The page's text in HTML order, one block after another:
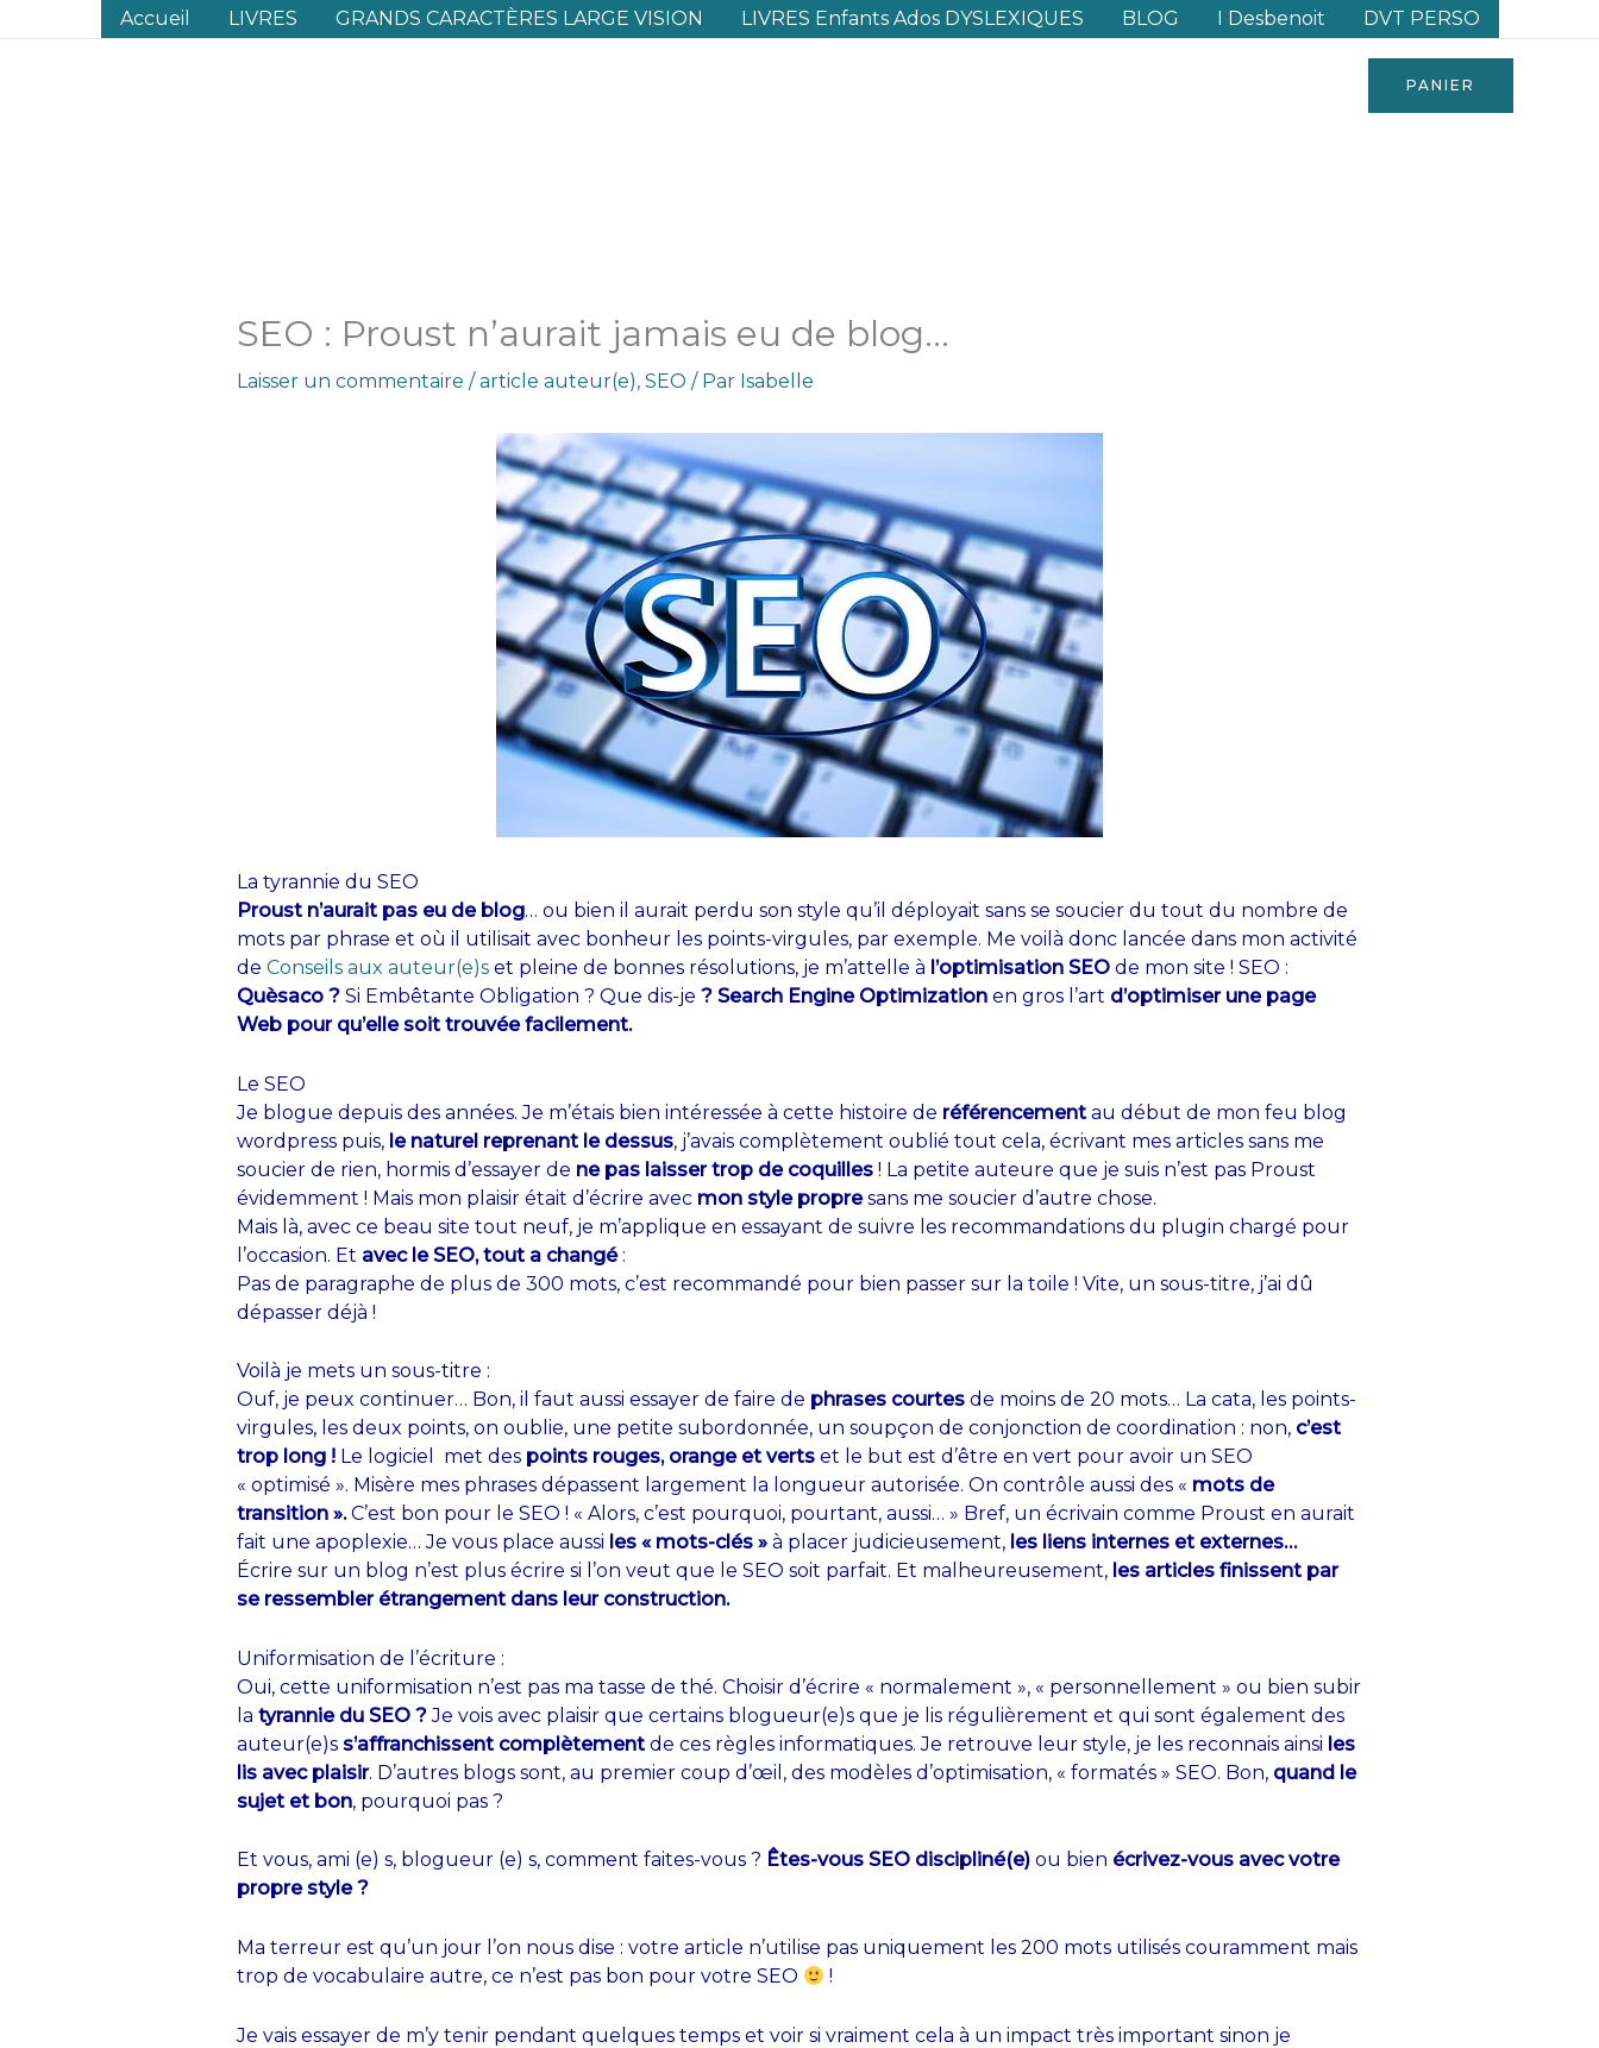
Accueil LIVRES GRANDS CARACTÈRES LARGE VISION LIVRES Enfants Ados DYSLEXIQUES BLOG I Desbenoit DVT PERSO
PANIER
SEO : Proust n’aurait jamais eu de blog…
Laisser un commentaire /article auteur(e), SEO / Par Isabelle
La tyrannie du SEO
Proust n’aurait pas eu de blog… ou bien il aurait perdu son style qu’il déployait sans se soucier du tout du nombre de
mots par phrase et où il utilisait avec bonheur les points-virgules, par exemple. Me voilà donc lancée dans mon activité
de Conseils aux auteur(e)set pleine de bonnes résolutions, je m’attelle à l’optimisation SEOde mon site ! SEO :
Quèsaco ?Si Embêtante Obligation ? Que dis-je ? Search Engine Optimizationen gros l’art d’optimiser une page
Web pour qu’elle soit trouvée facilement.
Le SEO
Je blogue depuis des années. Je m’étais bien intéressée à cette histoire de référencementau début de mon feu blog
wordpress puis, le naturel reprenant le dessus, j’avais complètement oublié tout cela, écrivant mes articles sans me
soucier de rien, hormis d’essayer de ne pas laisser trop de coquilles ! La petite auteure que je suis n’est pas Proust
évidemment ! Mais mon plaisir était d’écrire avec mon style propresans me soucier d’autre chose.
Mais là, avec ce beau site tout neuf, je m’applique en essayant de suivre les recommandations du plugin chargé pour
l’occasion. Et avec le SEO, tout a changé:
Pas de paragraphe de plus de 300 mots, c’est recommandé pour bien passer sur la toile ! Vite, un sous-titre, j’ai dû
dépasser déjà !
Voilà je mets un sous-titre :
Ouf, je peux continuer… Bon, il faut aussi essayer de faire de phrases courtesde moins de 20 mots… La cata, les points-
virgules, les deux points, on oublie, une petite subordonnée, un soupçon de conjonction de coordination : non, c’est
trop long !Le logiciel met des points rouges, orange et vertset le but est d’être en vert pour avoir un SEO
« optimisé ». Misère mes phrases dépassent largement la longueur autorisée. On contrôle aussi des « mots de
transition ».C’est bon pour le SEO ! « Alors, c’est pourquoi, pourtant, aussi… » Bref, un écrivain comme Proust en aurait
fait une apoplexie… Je vous place aussi les « mots-clés »à placer judicieusement,les liens internes et externes…
Écrire sur un blog n’est plus écrire si l’on veut que le SEO soit parfait. Et malheureusement,les articles finissent par
se ressembler étrangement dans leur construction.
Uniformisation de l’écriture :
Oui, cette uniformisation n’est pas ma tasse de thé. Choisir d’écrire « normalement », « personnellement » ou bien subir
la tyrannie du SEO ?Je vois avec plaisir que certains blogueur(e)s que je lis régulièrement et qui sont également des
auteur(e)ss’affranchissent complètementde ces règles informatiques. Je retrouve leur style, je les reconnais ainsi les
lis avec plaisir. D’autres blogs sont, au premier coup d’œil, des modèles d’optimisation, « formatés » SEO. Bon, quand le
sujet et bon, pourquoi pas ?
Et vous, ami (e) s, blogueur (e) s, comment faites-vous ? Êtes-vous SEO discipliné(e)ou bien écrivez-vous avec votre
propre style ?
Ma terreur est qu’un jour l’on nous dise : votre article n’utilise pas uniquement les 200 mots utilisés couramment mais
trop de vocabulaire autre, ce n’est pas bon pour votre SEO
!
Je vais essayer de m’y tenir pendant quelques temps et voir si vraiment cela à un impact très important sinon je